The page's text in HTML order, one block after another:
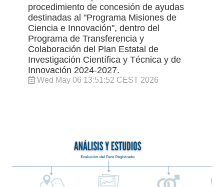
procedimiento de concesión de ayudas
destinadas al "Programa Misiones de
Ciencia e Innovación", dentro del
Programa de Transferencia y
Colaboración del Plan Estatal de
Investigación Científica y Técnica y de
Innovación 2024-2027.
Wed May 06 13:51:52 CEST 2026